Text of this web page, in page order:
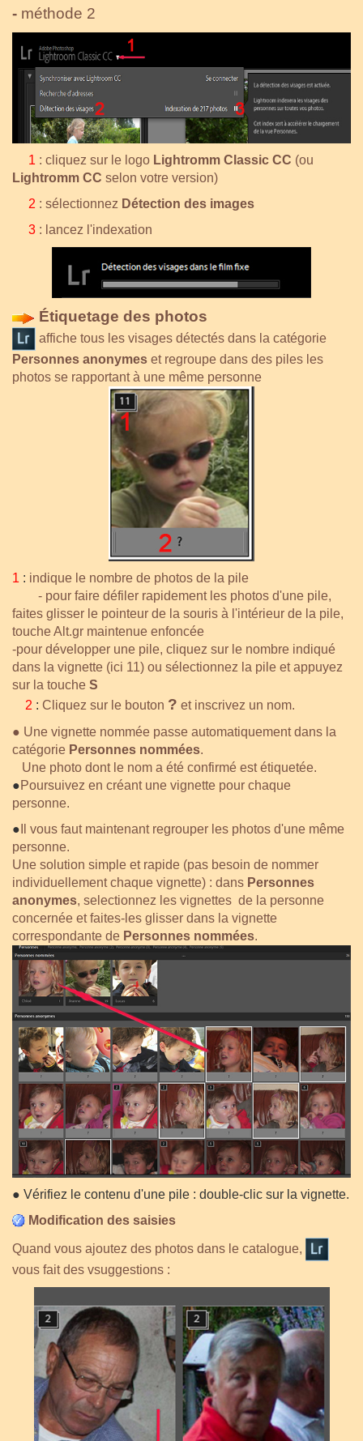
- méthode 2
1 : cliquez sur le logo Lightromm Classic CC (ou
Lightromm CC selon votre version)
2 : sélectionnez Détection des images
3 : lancez l'indexation
Étiquetage des photos
affiche tous les visages détectés dans la catégorie
Personnes anonymes et regroupe dans des piles les
photos se rapportant à une même personne
1 : indique le nombre de photos de la pile
- pour faire défiler rapidement les photos d'une pile,
faites glisser le pointeur de la souris à l'intérieur de la pile,
touche Alt.gr maintenue enfoncée
-pour développer une pile, cliquez sur le nombre indiqué
dans la vignette (ici 11) ou sélectionnez la pile et appuyez
sur la touche S
2 : Cliquez sur le bouton ? et inscrivez un nom.
● Une vignette nommée passe automatiquement dans la
catégorie Personnes nommées.
Une photo dont le nom a été confirmé est étiquetée.
●Poursuivez en créant une vignette pour chaque
personne.
● Il vous faut maintenant regrouper les photos d'une même
personne.
Une solution simple et rapide (pas besoin de nommer
individuellement chaque vignette) : dans Personnes
anonymes, selectionnez les vignettes de la personne
concernée et faites-les glisser dans la vignette
correspondante de Personnes nommées.
● Vérifiez le contenu d'une pile : double-clic sur la vignette.
Modification des saisies
Quand vous ajoutez des photos dans le catalogue,
vous fait des vsuggestions :